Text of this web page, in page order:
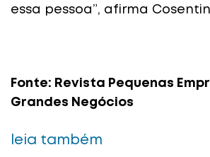
essa pessoa”, afirma
Fonte: Revista Pequenas
Grandes Negócios
leia também